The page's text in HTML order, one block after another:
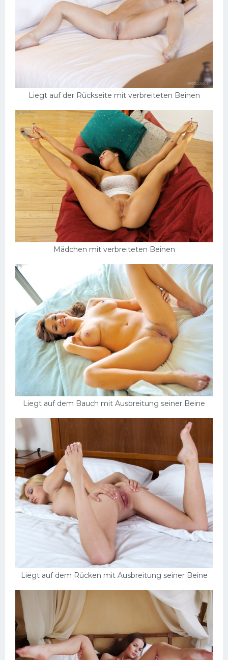
Liegt auf der Rückseite mit verbreiteten Beinen
Mädchen mit verbreiteten Beinen
Liegt auf dem Bauch mit Ausbreitung seiner Beine
Liegt auf dem Rücken mit Ausbreitung seiner Beine